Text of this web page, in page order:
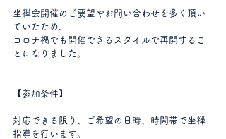
坐禅会開催のご要望やお問い合わせを多く頂い
ていたため、
コロナ禍でも開催できるスタイルで再開するこ
とになりました。
【参加条件】
対応できる限り、ご希望の日時、時間帯で坐禅
指導を行います。